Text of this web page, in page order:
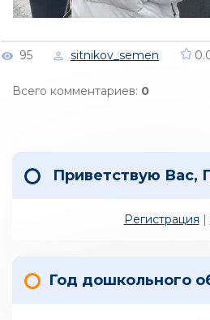
95 sitnikov_semen
Всего комментариев: 0
Приветствую Вас,
Регистрация |
Год дошкольного